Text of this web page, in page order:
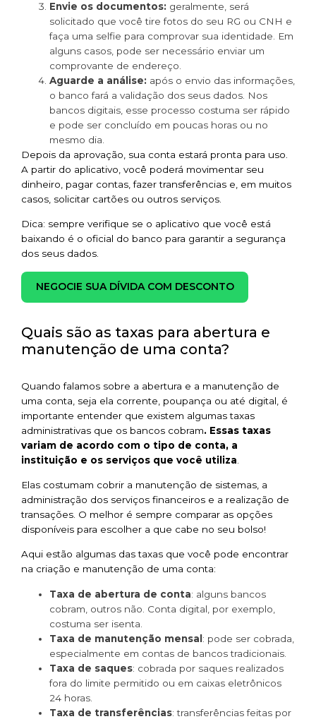
Envie os documentos: geralmente, será
solicitado que você tire fotos do seu RG ou CNH e
faça uma selfie para comprovar sua identidade. Em
alguns casos, pode ser necessário enviar um
comprovante de endereço.
Aguarde a análise: após o envio das informações,
o banco fará a validação dos seus dados. Nos
bancos digitais, esse processo costuma ser rápido
e pode ser concluído em poucas horas ou no
mesmo dia.
Depois da aprovação, sua conta estará pronta para uso.
A partir do aplicativo, você poderá movimentar seu
dinheiro, pagar contas, fazer transferências e, em muitos
casos, solicitar cartões ou outros serviços.
Dica: sempre verifique se o aplicativo que você está
baixando é o oficial do banco para garantir a segurança
dos seus dados.
NEGOCIE SUA DÍVIDA COM DESCONTO
Quais são as taxas para abertura e
manutenção de uma conta?
Quando falamos sobre a abertura e a manutenção de
uma conta, seja ela corrente, poupança ou até digital, é
importante entender que existem algumas taxas
administrativas que os bancos cobram. Essas taxas
variam de acordo com o tipo de conta, a
instituição e os serviços que você utiliza
Elas costumam cobrir a manutenção de sistemas, a
administração dos serviços financeiros e a realização de
transações. O melhor é sempre comparar as opções
disponíveis para escolher a que cabe no seu bolso!
Aqui estão algumas das taxas que você pode encontrar
na criação e manutenção de uma conta:
Taxa de abertura de conta: alguns bancos
cobram, outros não. Conta digital, por exemplo,
costuma ser isenta.
Taxa de manutenção mensal : pode ser cobrada,
especialmente em contas de bancos tradicionais.
Taxa de saques: cobrada por saques realizados
fora do limite permitido ou em caixas eletrônicos
24 horas.
Taxa de transferências: transferências feitas por